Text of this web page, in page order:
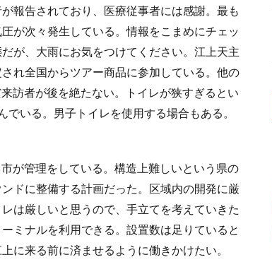
報告されており、医療従事者には感謝。最も
が次々発生している。情報をこまめにチェッ
が、大雨にお気をつけてください。江上天主
れ全国からツアー商品に参加している。他の
訪者が後を絶たない。トイレが狭すぎるとい
いる。男子トイレを使用する場合もある。
が管理をしている。構造上難しいという県の
ドに整備する計画だった。区域内の開発に厳
は厳しいと思うので、手立てを考えていきた
ミナルを利用できる。設置数は足りていると
に来る前に済ませるように働きかけたい。